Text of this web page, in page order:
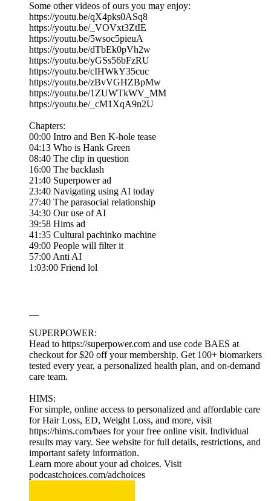
Some other videos of ours you may enjoy:
https://youtu.be/qX4pks0ASq8
https://youtu.be/_VOVxt3ZtIE
https://youtu.be/5wsoc5pieuA
https://youtu.be/dTbEk0pVh2w
https://youtu.be/yGSs56bFzRU
https://youtu.be/cIHWkY35cuc
https://youtu.be/zBvVGHZBpMw
https://youtu.be/1ZUWTkWV_MM
https://youtu.be/_cM1XqA9n2U
Chapters:
00:00 Intro and Ben K-hole tease
04:13 Who is Hank Green
08:40 The clip in question
16:00 The backlash
21:40 Superpower ad
23:40 Navigating using AI today
27:40 The parasocial relationship
34:30 Our use of AI
39:58 Hims ad
41:35 Cultural pachinko machine
49:00 People will filter it
57:00 Anti AI
1:03:00 Friend lol
SUPERPOWER:
Head to https://superpower.com and use code BAES at
checkout for $20 off your membership. Get 100+ biomarkers
tested every year, a personalized health plan, and on-demand
care team.
HIMS:
For simple, online access to personalized and affordable care
for Hair Loss, ED, Weight Loss, and more, visit
https://hims.com/baes for your free online visit. Individual
results may vary. See website for full details, restrictions, and
important safety information.
Learn more about your ad choices. Visit
podcastchoices.com/adchoices